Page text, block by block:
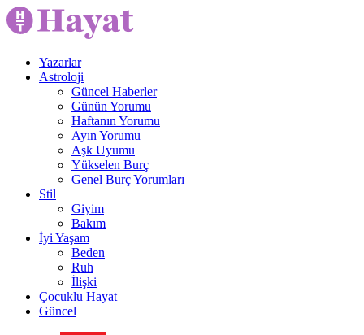
Yazarlar
Astroloji
Güncel Haberler
Günün Yorumu
Haftanın Yorumu
Ayın Yorumu
Aşk Uyumu
Yükselen Burç
Genel Burç Yorumları
Stil
Giyim
Bakım
İyi Yaşam
Beden
Ruh
İlişki
Çocuklu Hayat
Güncel